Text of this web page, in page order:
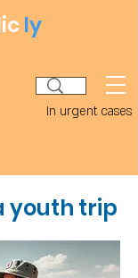
ly
In urgent cases
youth trip